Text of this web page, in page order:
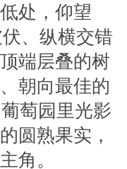
处，仰望
、纵横交错
端层叠的树
朝向最佳的
萄园里光影
圆熟果实，
角。